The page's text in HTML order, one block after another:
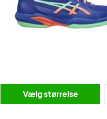
Vælg størrelse